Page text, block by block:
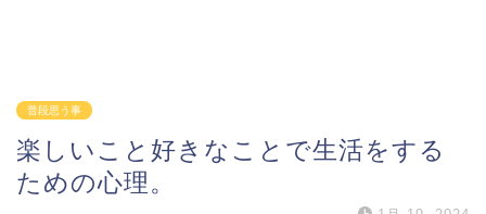
普段思う事
楽しいこと好きなことで生活をする
ための心理。